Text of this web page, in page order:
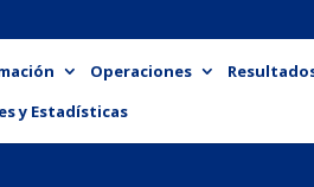
Operaciones
y Estadísticas